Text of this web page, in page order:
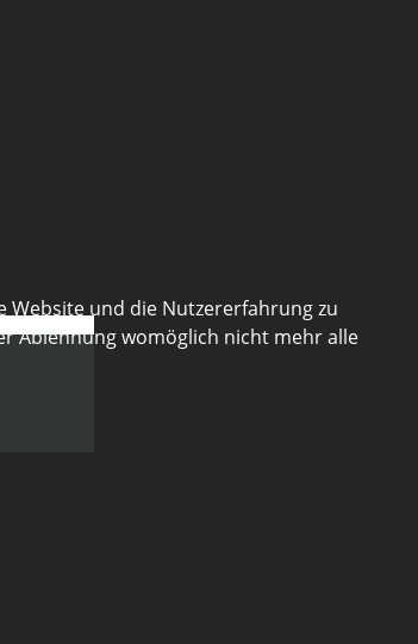
Website und die Nutzererfahrung zu
Ablehnung womöglich nicht mehr alle